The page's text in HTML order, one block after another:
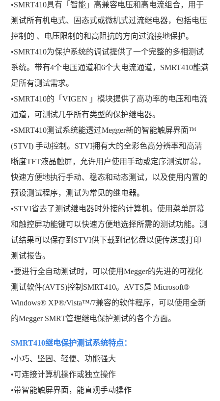
•SMRT410具有「智能」高兼容电压和高电流组合，用于
测试所有机电式、固态式或微机式过流继电器，包括电压
控制的 、电压限制的和高阻抗的方向过流接地保护。
•SMRT410为保护系统的调试提供了一个完整的多相测试
系统。带有4个电压通道和6个大电流通道，SMRT410能满
足所有测试需求。
•SMRT410的「VIGEN 」模块提供了高功率的电压和电流
通道，可测试几乎所有类型的保护继电器。
•SMRT410测试系统能透过Megger新的智能触屏界面™
(STVI) 手动控制。STVI拥有大的全彩色高分辨率和高清
晰度TFT液晶触屏，允许用户使用手动或定序测试屏幕，
快速方便地执行手动、稳态和动态测试，以及使用内置的
预设测试程序，测试为常见的继电器。
•STVI省去了测试继电器时外接的计算机。使用菜单屏幕
和触控屏功能键可以快速方便地选择所需的测试功能。测
试结果可以保存到STVI供下载到记忆盘以便传送或打印
测试报告。
•要进行全自动测试时，可以使用Megger的先进的可视化
测试软件(AVTS)控制SMRT410。AVTS是 Microsoft®
Windows® XP®/Vista™/7兼容的软件程序，可以使用全新
的Megger SMRT管理继电保护测试的各个方面。
SMRT410继电保护测试系统特点：
•小巧、坚固、轻便、功能强大
•可连接计算机操作或独立操作
•带智能触屏界面，能直观手动操作